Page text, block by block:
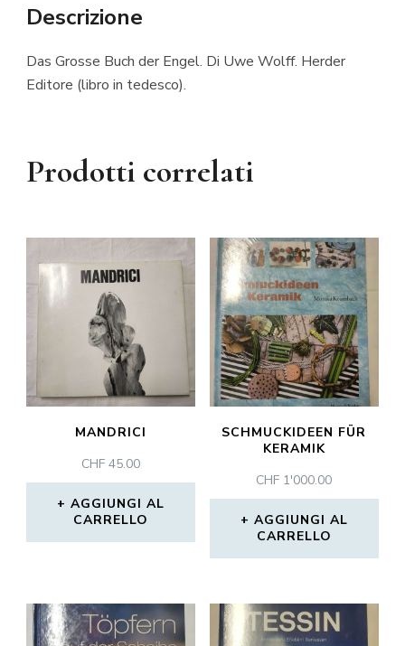
Descrizione
Das Grosse Buch der Engel. Di Uwe Wolff. Herder
Editore (libro in tedesco).
Prodotti correlati
MANDRICI
CHF 45.00
AGGIUNGI AL
CARRELLO
SCHMUCKIDEEN FÜR
KERAMIK
CHF 1'000.00
AGGIUNGI AL
CARRELLO